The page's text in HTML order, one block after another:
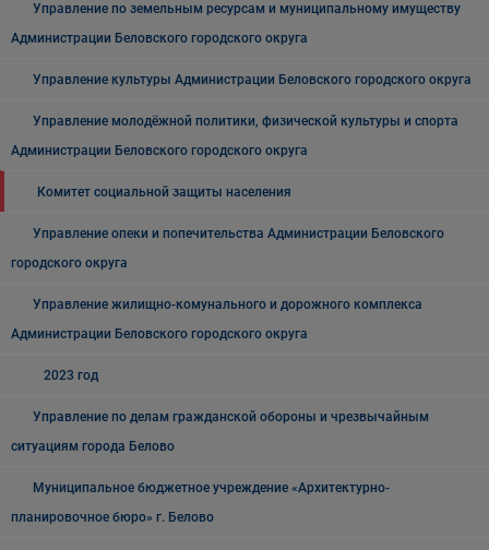
Управление по земельным ресурсам и муниципальному имуществу
Администрации Беловского городского округа
Управление культуры Администрации Беловского городского округа
Управление молодёжной политики, физической культуры и спорта
Администрации Беловского городского округа
Комитет социальной защиты населения
Управление опеки и попечительства Администрации Беловского
городского округа
Управление жилищно-комунального и дорожного комплекса
Администрации Беловского городского округа
2023 год
Управление по делам гражданской обороны и чрезвычайным
ситуациям города Белово
Муниципальное бюджетное учреждение «Архитектурно-
планировочное бюро» г. Белово